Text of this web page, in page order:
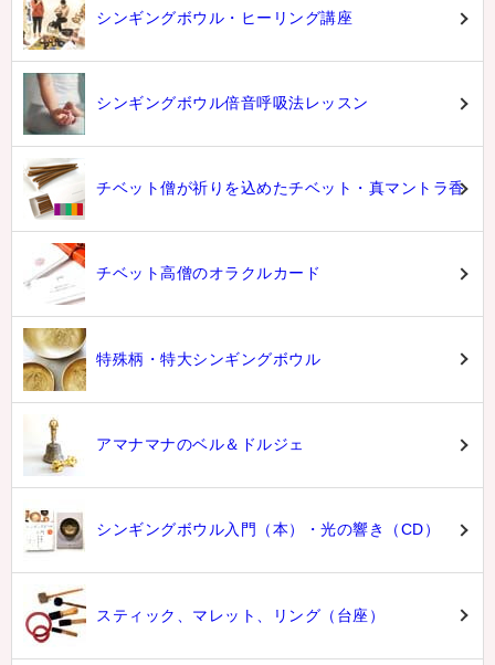
シンギングボウル・ヒーリング講座
シンギングボウル倍音呼吸法レッスン
チベット僧が祈りを込めたチベット・真マントラ香
チベット高僧のオラクルカード
特殊柄・特大シンギングボウル
アマナマナのベル＆ドルジェ
シンギングボウル入門（本）・光の響き（CD）
スティック、マレット、リング（台座）